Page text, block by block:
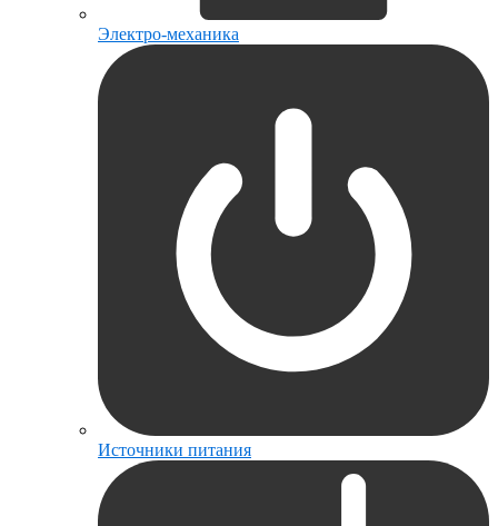
Электро-механика
Источники питания